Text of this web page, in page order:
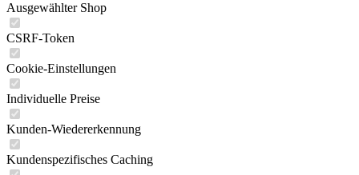
Ausgewählter Shop
CSRF-Token
Cookie-Einstellungen
Individuelle Preise
Kunden-Wiedererkennung
Kundenspezifisches Caching